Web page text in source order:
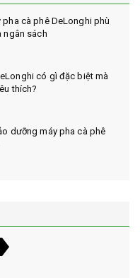
pha cà phê DeLonghi phù
ngân sách
có gì đặc biệt mà
thích?
dưỡng máy pha cà phê